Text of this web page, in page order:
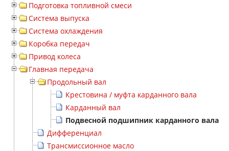
Подготовка топливной смеси
Система выпуска
Система охлаждения
Коробка передач
Привод колеса
Главная передача
Продольный вал
Крестовина / муфта карданного вала
Карданный вал
Подвесной подшипник карданного вала
Дифференциал
Трансмиссионное масло